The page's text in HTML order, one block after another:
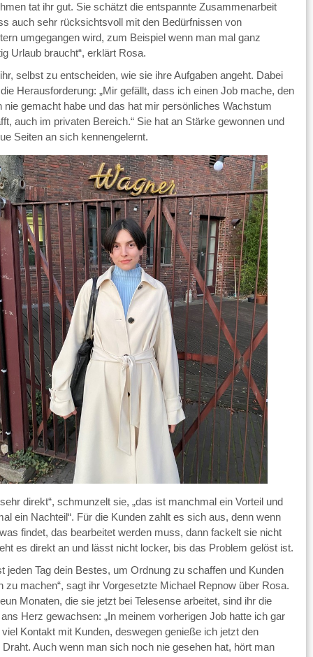
tat ihr gut. Sie schätzt die entspannte Zusammenarbeit
auch sehr rücksichtsvoll mit den Bedürfnissen von
umgegangen wird, zum Beispiel wenn man mal ganz
Urlaub braucht“, erklärt Rosa.
selbst zu entscheiden, wie sie ihre Aufgaben angeht. Dabei
Herausforderung: „Mir gefällt, dass ich einen Job mache, den
nie gemacht habe und das hat mir persönliches Wachstum
auch im privaten Bereich.“ Sie hat an Stärke gewonnen und
Seiten an sich kennengelernt.
direkt“, schmunzelt sie, „das ist manchmal ein Vorteil und
ein Nachteil“. Für die Kunden zahlt es sich aus, denn wenn
findet, das bearbeitet werden muss, dann fackelt sie nicht
es direkt an und lässt nicht locker, bis das Problem gelöst ist.
jeden Tag dein Bestes, um Ordnung zu schaffen und Kunden
zu machen“, sagt ihr Vorgesetzte Michael Repnow über Rosa.
Monaten, die sie jetzt bei Telesense arbeitet, sind ihr die
Herz gewachsen: „In meinem vorherigen Job hatte ich gar
Kontakt mit Kunden, deswegen genieße ich jetzt den
Draht. Auch wenn man sich noch nie gesehen hat, hört man